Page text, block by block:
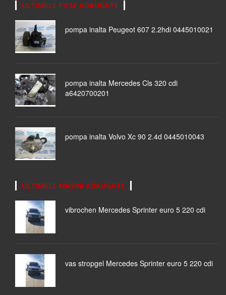
ULTIMELE PIESE ADAUGATE
pompa inalta Peugeot 607 2.2hdi 0445010021
pompa inalta Mercedes Cls 320 cdi
a6420700201
pompa inalta Volvo Xc 90 2.4d 0445010043
ULTIMELE MASINI ADAUGATE
vibrochen Mercedes Sprinter euro 5 220 cdi
vas stropgel Mercedes Sprinter euro 5 220 cdi